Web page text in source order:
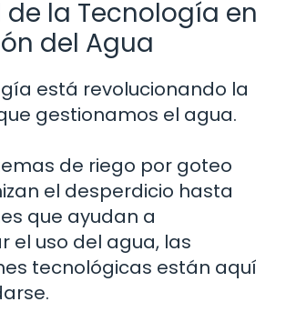
de la Tecnología en
del Agua
está revolucionando la
gestionamos el agua.
de riego por goteo
el desperdicio hasta
que ayudan a
el uso del agua, las
tecnológicas están aquí